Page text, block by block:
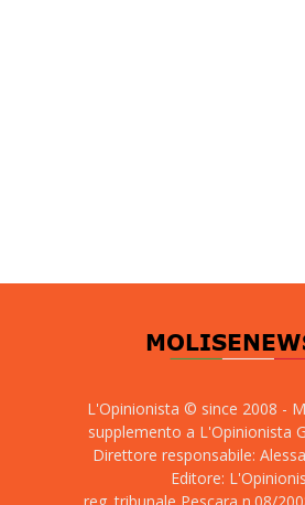
L'Opinionista © since 2008 -
supplemento a L'Opinionista
Direttore responsabile:
Editore: